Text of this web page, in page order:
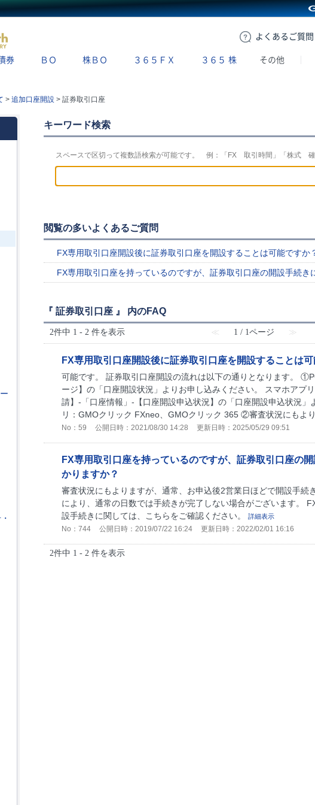
よくある ご質問
券 ＢＯ 株ＢＯ ３６５ＦＸ ３６５ 株 その他
> 追加口座開設 > 証券取引口座
キーワード検索
スペースで区切って複数語検索が可能です。 例：「FX 取引時間」「株式
閲覧の多いよくあるご質問
FX専用取引口座開設後に証券取引口座を開設することは可能ですか
FX専用取引口座を持っているのですが、証券取引口座の開設手続
『 証券取引口座 』 内のFAQ
2件中 1 - 2 件を表示 ≪ 1 / 1ページ ≫
FX専用取引口座開設後に証券取引口座を開設することは
可能です。 証券取引口座開設の流れは以下の通りとなります。
ージ】の「口座開設状況」よりお申し込みください。 スマホアプ
請】-「口座情報」-【口座開設申込状況】の「口座開設申込状況
リ：GMOクリック FXneo、GMOクリック 365 ②審査状況にもよ
No：59 公開日時：2021/08/30 14:28 更新日時：2025/05/29 09:51
FX専用取引口座を持っているのですが、証券取引口座の
かりますか？
審査状況にもよりますが、通常、お申込後2営業日ほどで開設手
により、通常の日数では手続きが完了しない場合がございます。
設手続きに関しては、こちらをご確認ください。
詳細表示
No：744 公開日時：2019/07/22 16:24 更新日時：2022/02/01 16:16
2件中 1 - 2 件を表示